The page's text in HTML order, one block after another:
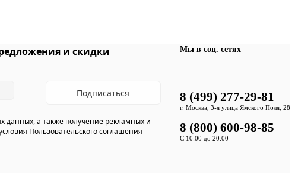
и скидки
Подписаться
данных, а также получение рекламных и
Пользовательского соглашения
Мы в соц. сетях
8 (499) 277-29-81
г. Москва, 3-я улица Ямского Поля, 28
8 (800) 600-98-85
С 10:00 до 20:00